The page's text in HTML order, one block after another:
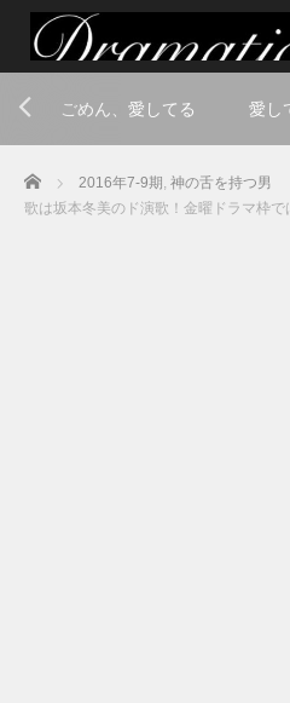
ごめん、愛してる 愛し
Home 2016年7-9期 , 神の舌を持つ男
歌は坂本冬美のド演歌！金曜ドラマ枠で